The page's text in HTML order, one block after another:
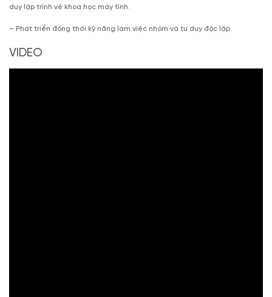
duy lập trình về khoa học máy tính.
– Phát triển đồng thời kỹ năng làm việc nhóm và tư duy độc lập.
VIDEO